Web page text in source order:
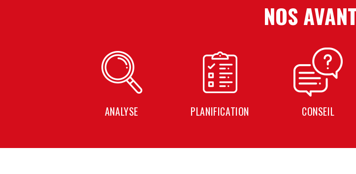
NOS
ANALYSE PLANIFICATION CONSEIL